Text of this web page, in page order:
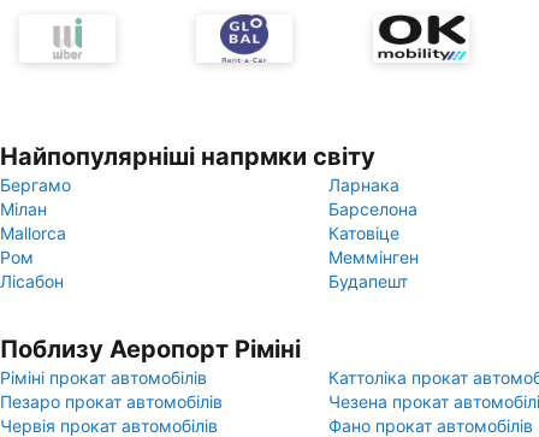
Найпопулярніші напрмки світу
Бергамо
Ларнака
Мілан
Барселона
Mallorca
Катовіце
Ром
Меммінген
Лісабон
Будапешт
Поблизу Аеропорт Ріміні
Ріміні прокат автомобілів
Каттоліка прокат
Пезаро прокат автомобілів
Чезена прокат
Червія прокат автомобілів
Фано прокат автомобілів